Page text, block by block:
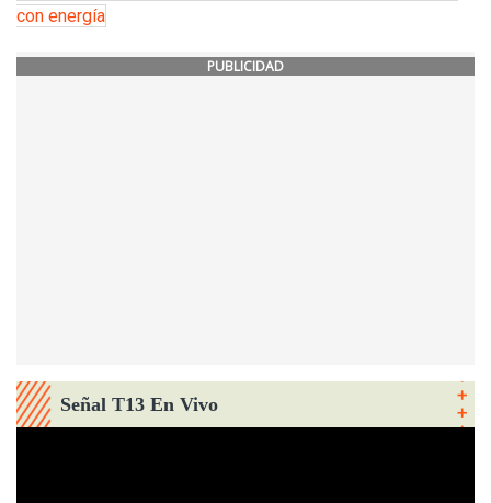
con energía
PUBLICIDAD
Señal T13 En Vivo